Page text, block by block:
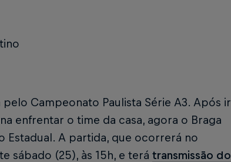
Campeonato Paulista Série A3. Após ir
enfrentar o time da casa, agora o Braga
Estadual. A partida, que ocorrerá no
sábado (25), às 15h, e terá transmissão do